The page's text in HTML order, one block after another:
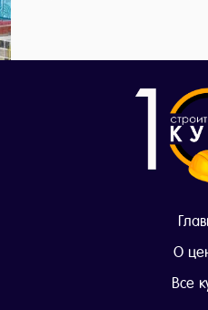
О
Все